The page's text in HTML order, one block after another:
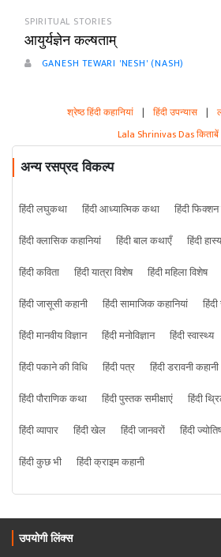
SPIRITUAL STORIES
आयुर्यज्ञेन कल्षताम्
GANESH TEWARI 'NESH' (NASH)
श्रेष्ठ हिंदी कहानियां | हिंदी उपन्यास |
Lala Shrinivas Das किताबें
अन्य रसप्रद विकल्प
हिंदी लघुकथा हिंदी आध्यात्मिक कथा हिंदी
हिंदी क्लासिक कहानियां
हिंदी बाल कथाएँ हिंदी
हिंदी कविता
हिंदी यात्रा विशेष हिंदी महिला विशेष
हिंदी जासूसी कहानी
हिंदी सामाजिक कहानियां
हिंदी मानवीय विज्ञान
हिंदी मनोविज्ञान हिंदी स्वास्थ्य
हिंदी पकाने की विधि
हिंदी पत्र हिंदी डरावनी कहानी
हिंदी पौराणिक कथा
हिंदी पुस्तक समीक्षाएं हिंदी
हिंदी व्यापार
हिंदी खेल हिंदी जानवरों हिंदी
हिंदी कुछ भी
हिंदी क्राइम कहानी
उपयोगी लिंक्स